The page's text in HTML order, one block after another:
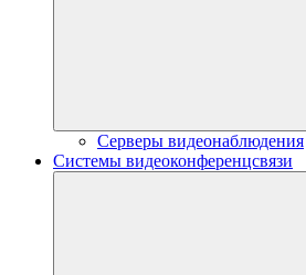
Серверы видеонаблюдения
Системы видеоконференцсвязи